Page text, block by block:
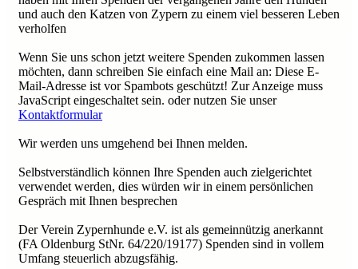
und auch den Katzen von Zypern zu einem viel besseren Leben
verholfen
Wenn Sie uns schon jetzt weitere Spenden zukommen lassen
möchten, dann schreiben Sie einfach eine Mail an: Diese E-
Mail-Adresse ist vor Spambots geschützt! Zur Anzeige muss
JavaScript eingeschaltet sein. oder nutzen Sie unser
Kontaktformular
Wir werden uns umgehend bei Ihnen melden.
Selbstverständlich können Ihre Spenden auch zielgerichtet
verwendet werden, dies würden wir in einem persönlichen
Gespräch mit Ihnen besprechen
Der Verein Zypernhunde e.V. ist als gemeinnützig anerkannt
(FA Oldenburg StNr. 64/220/19177) Spenden sind in vollem
Umfang steuerlich abzugsfähig.